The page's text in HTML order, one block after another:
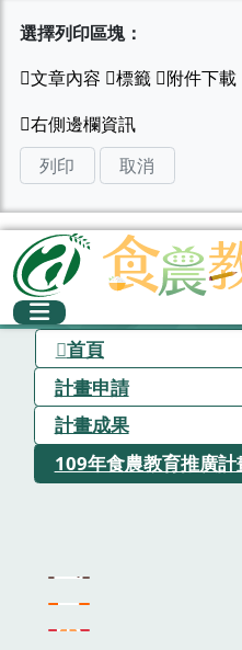
選擇列印區塊：
列印 取消
首頁
計畫申請
計畫成果
109年食農教育推廣